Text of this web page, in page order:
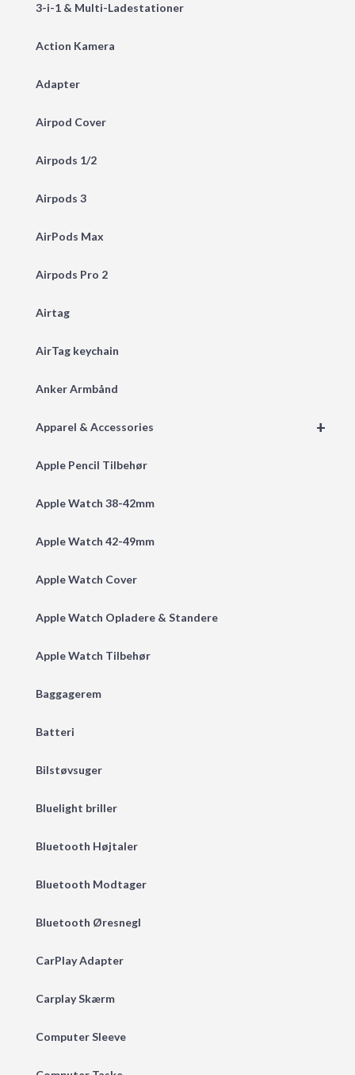
3-i-1 & Multi-Ladestationer
Action Kamera
Adapter
Airpod Cover
Airpods 1/2
Airpods 3
AirPods Max
Airpods Pro 2
Airtag
AirTag keychain
Anker Armbånd
+
Apparel & Accessories
Apple Pencil Tilbehør
Apple Watch 38-42mm
Apple Watch 42-49mm
Apple Watch Cover
Apple Watch Opladere & Standere
Apple Watch Tilbehør
Baggagerem
Batteri
Bilstøvsuger
Bluelight briller
Bluetooth Højtaler
Bluetooth Modtager
Bluetooth Øresnegl
CarPlay Adapter
Carplay Skærm
Computer Sleeve